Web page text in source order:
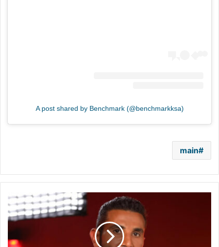
A post shared by Benchmark (@benchmarkksa)
main